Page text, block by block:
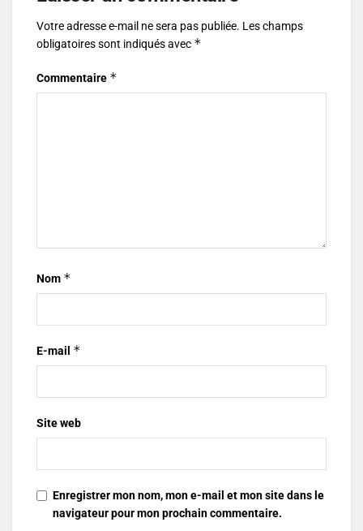
Votre adresse e-mail ne sera pas publiée. Les champs
obligatoires sont indiqués avec *
Commentaire *
Nom *
E-mail *
Site web
Enregistrer mon nom, mon e-mail et mon site dans le
navigateur pour mon prochain commentaire.